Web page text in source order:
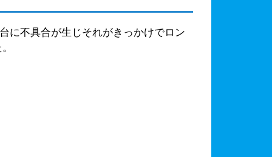
に不具合が生じそれがきっかけでロン